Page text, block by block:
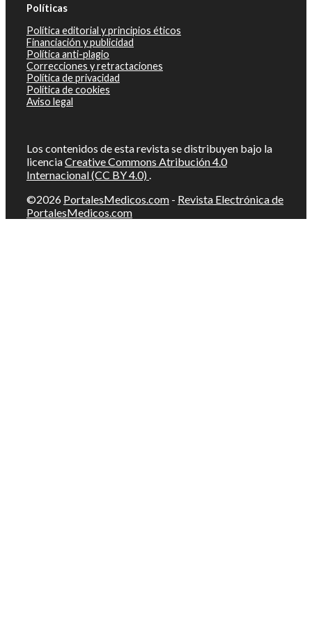
Políticas
Política editorial y principios éticos
Financiación y publicidad
Política anti-plagio
Correcciones y retractaciones
Política de privacidad
Política de cookies
Aviso legal
Los contenidos de esta revista se distribuyen bajo la
licenciaCreative Commons Atribución 4.0
Internacional (CC BY 4.0) .
©2026 PortalesMedicos.com - Revista Electrónica de
PortalesMedicos.com